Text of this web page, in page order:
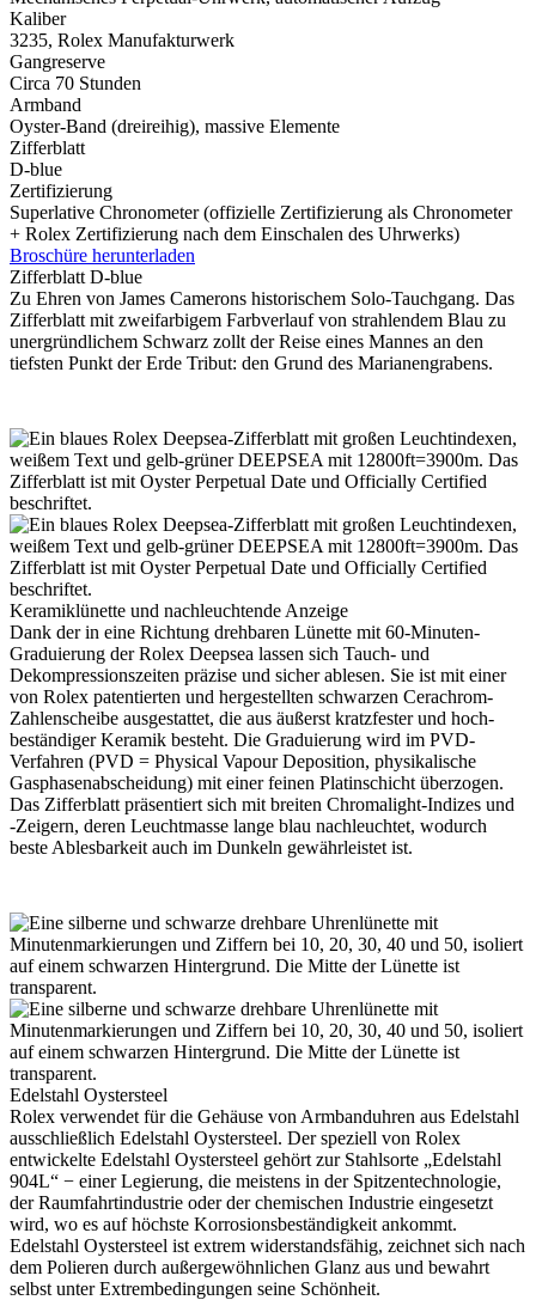
Kaliber
3235, Rolex Manufakturwerk
Gangreserve
Circa 70 Stunden
Armband
Oyster-Band (dreireihig), massive Elemente
Zifferblatt
D-blue
Zertifizierung
Superlative Chronometer (offizielle Zertifizierung als Chronometer
+ Rolex Zertifizierung nach dem Einschalen des Uhrwerks)
Broschüre herunterladen
Zifferblatt D-blue
Zu Ehren von James Camerons historischem Solo-Tauchgang. Das
Zifferblatt mit zweifarbigem Farbverlauf von strahlendem Blau zu
unergründlichem Schwarz zollt der Reise eines Mannes an den
tiefsten Punkt der Erde Tribut: den Grund des Marianengrabens.
Keramiklünette und nachleuchtende Anzeige
Dank der in eine Richtung drehbaren Lünette mit 60‑Minuten-
Graduierung derRolex Deepsea lassen sich Tauch- und
Dekompressions­­zeiten präzise und sicher ablesen. Sie ist mit einer
von Rolex patentierten und hergestellten schwarzen Cerachrom-
Zahlenscheibe ausgestattet, die aus äußerst kratzfester und hoch­
beständiger Keramik besteht. Die Graduierung wird im PVD-
Verfahren (PVD = Physical Vapour Deposition, physikalische
Gasphasenabscheidung) mit einer feinen Platinschicht überzogen.
Das Zifferblatt präsentiert sich mit breiten Chromalight-Indizes und
‑Zeigern, deren Leuchtmasse lange blau nachleuchtet, wodurch
beste Ablesbarkeit auch im Dunkeln gewährleistet ist.
Edelstahl Oystersteel
Rolex verwendet für die Gehäuse von Armbanduhren aus Edelstahl
ausschließlich Edelstahl Oystersteel. Der speziell von Rolex
entwickelte Edelstahl Oystersteel gehört zur Stahlsorte „Edelstahl
904L“ − einer Legierung, die meistens in der Spitzen­technologie,
der Raumfahrt­industrie oder der chemischen Industrie eingesetzt
wird, wo es auf höchste Korrosions­beständigkeit ankommt.
Edelstahl Oystersteel ist extrem widerstandsfähig, zeichnet sich nach
dem Polieren durch außergewöhnlichen Glanz aus und bewahrt
selbst unter Extrem­bedingungen seine Schönheit.